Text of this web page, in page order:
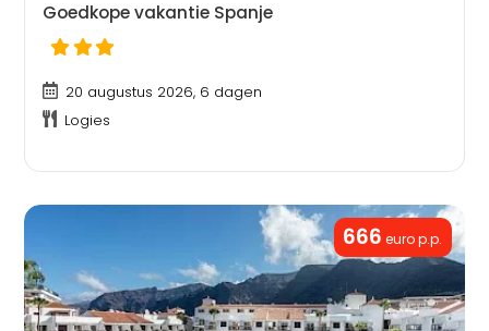
Goedkope vakantie Spanje
20 augustus 2026, 6 dagen
Logies
666 euro p.p.